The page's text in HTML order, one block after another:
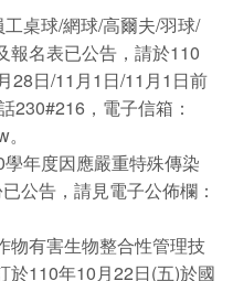
桌球/網球/高爾夫/羽球/
報名表已公告，請於110
28日/11月1日/11月1日前
230#216，電子信箱：
。
年度因應嚴重特殊傳染
公告，請見電子公佈欄：
物有害生物整合性管理技
於110年10月22日(五)於國